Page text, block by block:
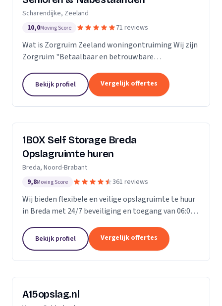
Scharendijke, Zeeland
10,0Moving Score 71 reviews
Wat is Zorgruim Zeeland woningontruiming Wij zijn
Zorgruim "Betaalbaar en betrouwbare
kleine verhuizingen.” Onze Kwaliteit is namelijk zo
ongelofelijk...
Bekijk profiel Vergelijk offertes
1BOX Self Storage Breda
Opslagruimte huren
Breda, Noord-Brabant
9,8Moving Score 361 reviews
Wij bieden flexibele en veilige opslagruimte te huur
in Breda met 24/7 beveiliging en toegang van 06:00
Bekijk profiel Vergelijk offertes
A15opslag.nl